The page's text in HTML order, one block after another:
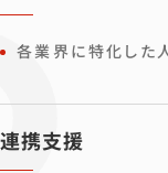
各業界に特化した
連携支援